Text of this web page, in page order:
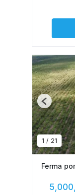
1 / 21
Previous
Ferma